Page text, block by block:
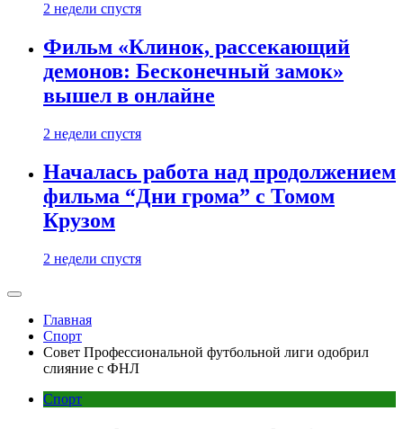
2 недели спустя
Фильм «Клинок, рассекающий
демонов: Бесконечный замок»
вышел в онлайне
2 недели спустя
Началась работа над продолжением
фильма “Дни грома” с Томом
Крузом
2 недели спустя
Главная
Спорт
Совет Профессиональной футбольной лиги одобрил
слияние с ФНЛ
Спорт